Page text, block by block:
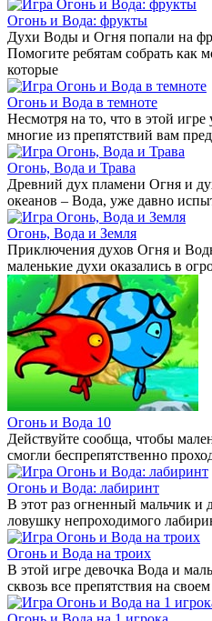
Огонь и Вода: фрукты
Духи Воды и Огня попали на
Помогите ребятам собрать как
которые
Огонь и Вода в темноте
Несмотря на то, что в этой
многие из препятствий вам
Огонь, Вода и Трава
Древний дух пламени Огня и
океанов – Вода, уже давно
Огонь, Вода и Земля
Приключения духов Огня и
маленькие духи оказались в
Огонь и Вода 10
Действуйте сообща, чтобы
смогли беспрепятственно
Огонь и Вода: лабиринт
В этот раз огненный мальчик и
ловушку непроходимого
Огонь и Вода на троих
В этой игре девочка Вода и
сквозь все препятствия на